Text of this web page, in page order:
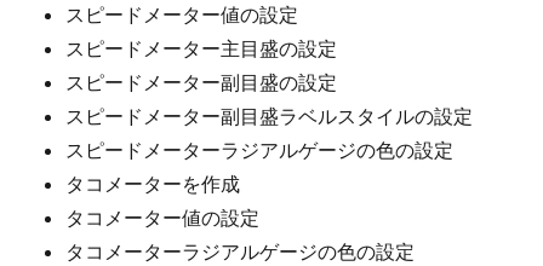
スピードメーター値の設定
スピードメーター主目盛の設定
スピードメーター副目盛の設定
スピードメーター副目盛ラベルスタイルの設定
スピードメーターラジアルゲージの色の設定
タコメーターを作成
タコメーター値の設定
タコメーターラジアルゲージの色の設定